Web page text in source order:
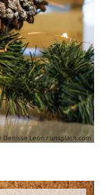
Denisse Leon / unsplash.com